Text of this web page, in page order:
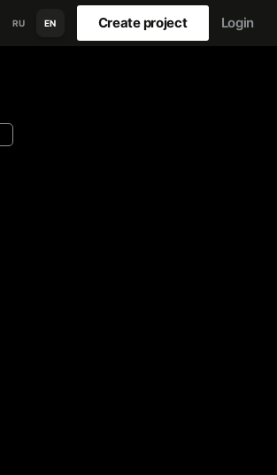
RU EN Create project Login